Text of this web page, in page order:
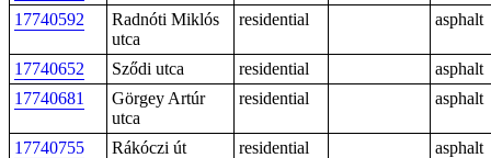
17740592
Radnóti Miklós
utca
residential asphalt
17740652 Sződi utca residential
asphalt
17740681
Görgey Artúr
utca
residential asphalt
17740755 Rákóczi út residential
asphalt